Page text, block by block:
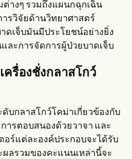
างๆ รวมถึงแผนกฉุกเฉิน
รวิจัยด้านวิทยาศาสตร์
ดเจ็บมันมีประโยชน์อย่างยิ่ง
ละการจัดการผู้ป่วยบาดเจ็บ
ครื่องชั่งกลาสโกว์
ดับกลาสโกว์โคม่าเกี่ยวข้องกับ
ารตอบสนองด้วยวาจา และ
อร์แต่ละองค์ประกอบจะได้รับ
ลรวมของคะแนนเหล่านี้จะ